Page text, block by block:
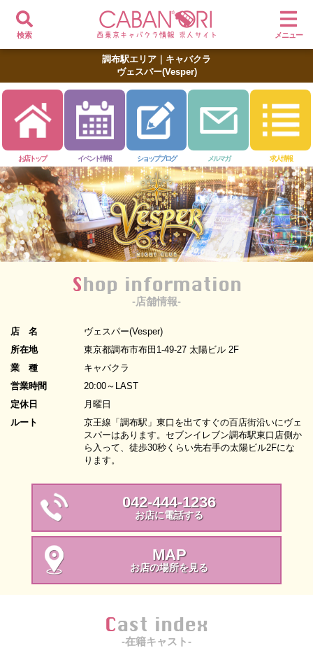
検索 メニュー
調布駅エリア｜キャバクラ
ヴェスパー(Vesper)
お店トップ イベント情報 ショップブログ メルマガ 求人情報
Shop information
-店舗情報-
店 名
ヴェスパー(Vesper)
所在地
東京都調布市布田1-49-27 太陽ビル 2F
業 種
キャバクラ
営業時間
20:00～LAST
定休日
月曜日
ルート
京王線「調布駅」東口を出てすぐの百店街沿いにヴェ
スパーはあります。セブンイレブン調布駅東口店側か
ら入って、徒歩30秒くらい先右手の太陽ビル2Fにな
ります。
042-444-1236
お店に電話する
MAP
お店の場所を見る
Cast index
-在籍キャスト-